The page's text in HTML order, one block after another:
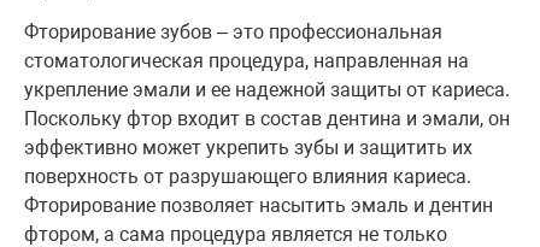
Фторирование зубов – это профессиональная
стоматологическая процедура, направленная на
укрепление эмали и ее надежной защиты от кариеса.
Поскольку фтор входит в состав дентина и эмали, он
эффективно может укрепить зубы и защитить их
поверхность от разрушающего влияния кариеса.
Фторирование позволяет насытить эмаль и дентин
фтором, а сама процедура является не только